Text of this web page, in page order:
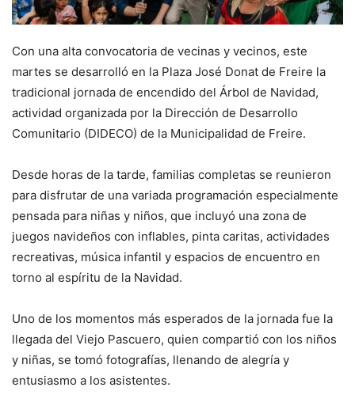
Con una alta convocatoria de vecinas y vecinos, este
martes se desarrolló en la Plaza José Donat de Freire la
tradicional jornada de encendido del Árbol de Navidad,
actividad organizada por la Dirección de Desarrollo
Comunitario (DIDECO) de la Municipalidad de Freire.
Desde horas de la tarde, familias completas se reunieron
para disfrutar de una variada programación especialmente
pensada para niñas y niños, que incluyó una zona de
juegos navideños con inflables, pinta caritas, actividades
recreativas, música infantil y espacios de encuentro en
torno al espíritu de la Navidad.
Uno de los momentos más esperados de la jornada fue la
llegada del Viejo Pascuero, quien compartió con los niños
y niñas, se tomó fotografías, llenando de alegría y
entusiasmo a los asistentes.